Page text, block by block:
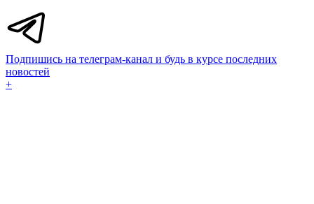
Подпишись на телеграм-канал и будь в курсе последних
новостей
+